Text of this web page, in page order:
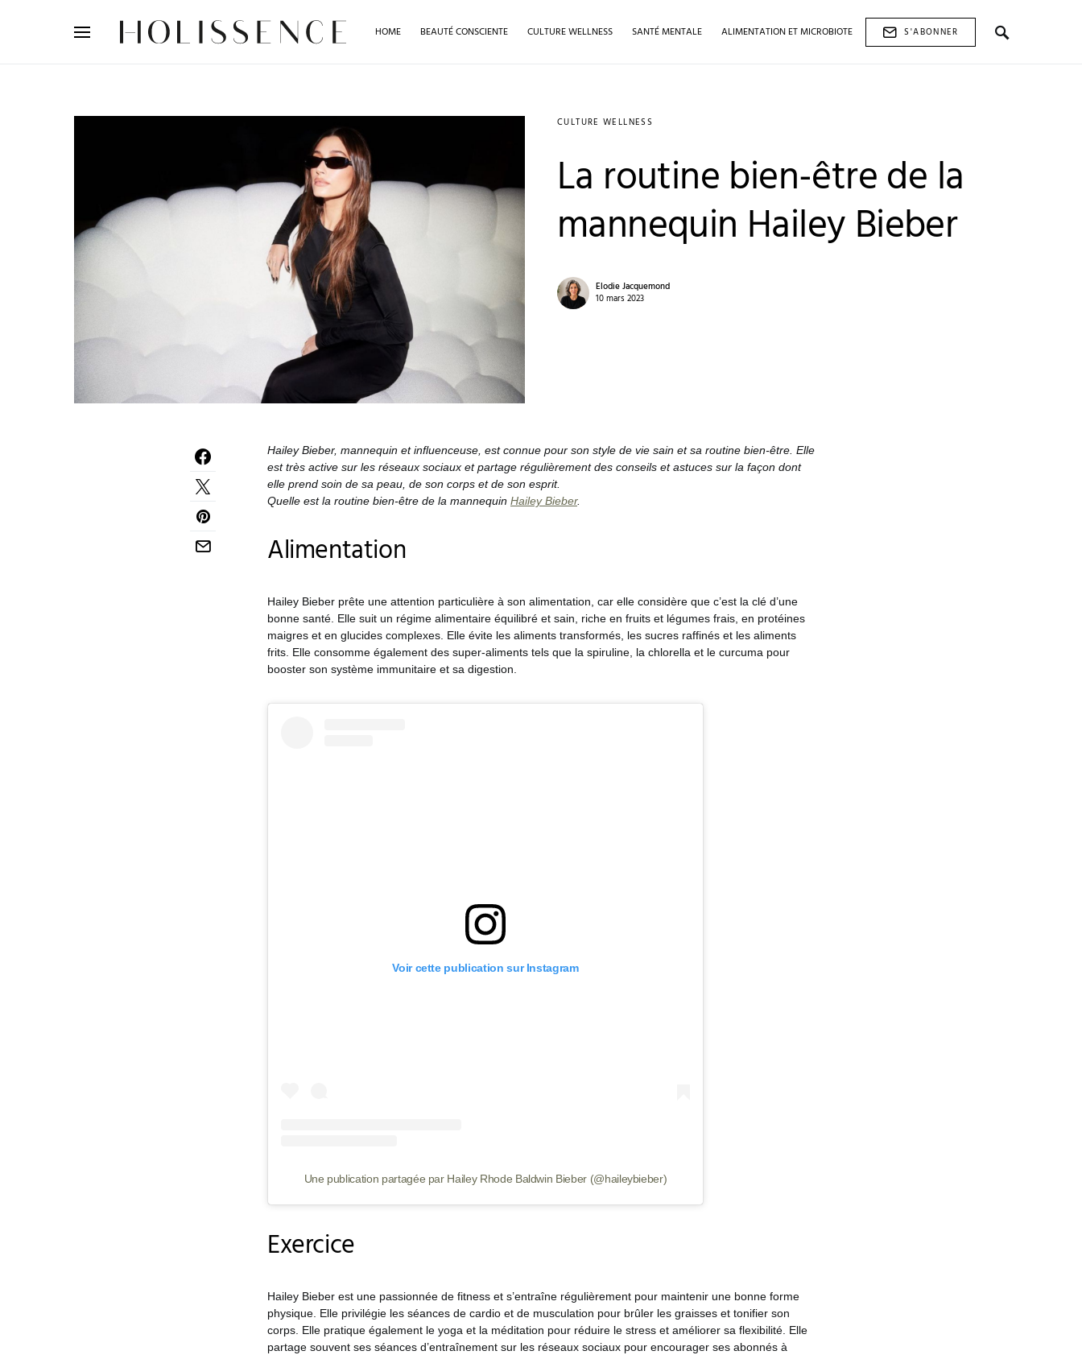
HOME BEAUTÉ CONSCIENTE CULTURE WELLNESS SANTÉ MENTALE ALIMENTATION ET MICROBIOTE
S'ABONNER
CULTURE WELLNESS
La routine bien-être de la
mannequin Hailey Bieber
Elodie Jacquemond
10 mars 2023
Hailey Bieber, mannequin et influenceuse, est connue pour son style de vie sain et sa routine bien-être. Elle
est très active sur les réseaux sociaux et partage régulièrement des conseils et astuces sur la façon dont
elle prend soin de sa peau, de son corps et de son esprit.
Quelle est la routine bien-être de la mannequin Hailey Bieber.
Alimentation
Hailey Bieber prête une attention particulière à son alimentation, car elle considère que c’est la clé d’une
bonne santé. Elle suit un régime alimentaire équilibré et sain, riche en fruits et légumes frais, en protéines
maigres et en glucides complexes. Elle évite les aliments transformés, les sucres raffinés et les aliments
frits. Elle consomme également des super-aliments tels que la spiruline, la chlorella et le curcuma pour
booster son système immunitaire et sa digestion.
Voir cette publication sur Instagram
Une publication partagée par Hailey Rhode Baldwin Bieber (@haileybieber)
Exercice
Hailey Bieber est une passionnée de fitness et s’entraîne régulièrement pour maintenir une bonne forme
physique. Elle privilégie les séances de cardio et de musculation pour brûler les graisses et tonifier son
corps. Elle pratique également le yoga et la méditation pour réduire le stress et améliorer sa flexibilité. Elle
partage souvent ses séances d’entraînement sur les réseaux sociaux pour encourager ses abonnés à